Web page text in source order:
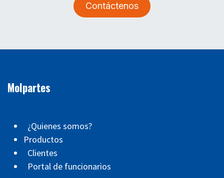
Contáctenos
Molpartes
¿Quienes somos?
Productos
Clientes
Portal de funcionarios